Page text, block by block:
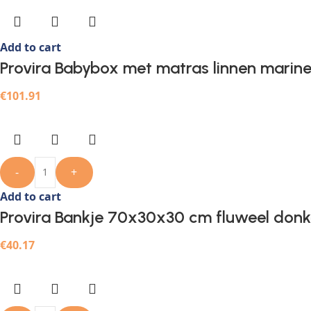
Add to cart
Provira Babybox met matras linnen
€101.91
-
+
Add to cart
Provira Bankje 70x30x30 cm fluweel
€40.17